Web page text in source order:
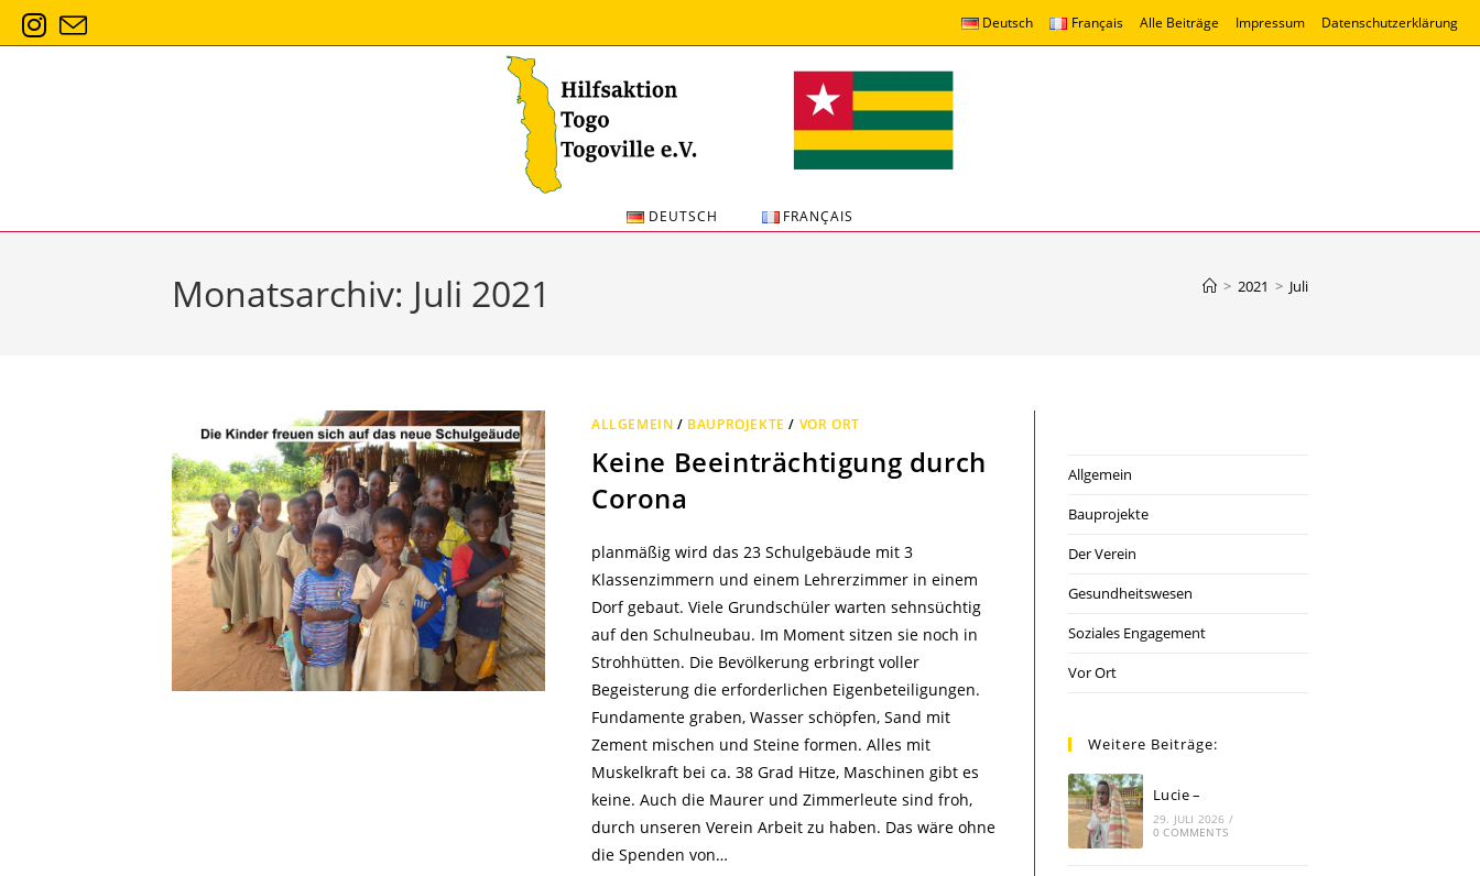
Zum
Inhalt
Deutsch Français Alle Beiträge Impressum Datenschutzerklärung
DEUTSCH FRANÇAIS
Monatsarchiv: Juli 2021 > 2021 > Juli
ALLGEMEIN / BAUPROJEKTE / VOR ORT
Keine Beeinträchtigung durch
Corona
planmäßig wird das 23 Schulgebäude mit 3
Klassenzimmern und einem Lehrerzimmer in einem
Dorf gebaut. Viele Grundschüler warten sehnsüchtig
auf den Schulneubau. Im Moment sitzen sie noch in
Strohhütten. Die Bevölkerung erbringt voller
Begeisterung die erforderlichen Eigenbeteiligungen.
Fundamente graben, Wasser schöpfen, Sand mit
Zement mischen und Steine formen. Alles mit
Muskelkraft bei ca. 38 Grad Hitze, Maschinen gibt es
keine. Auch die Maurer und Zimmerleute sind froh,
durch unseren Verein Arbeit zu haben. Das wäre ohne
die Spenden von…
Allgemein
Bauprojekte
Der Verein
Gesundheitswesen
Soziales Engagement
Vor Ort
Weitere Beiträge:
Lucie –
29. JULI 2026 /
0 COMMENTS